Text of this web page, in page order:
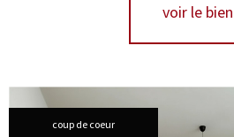
voir le bien
coup de coeur